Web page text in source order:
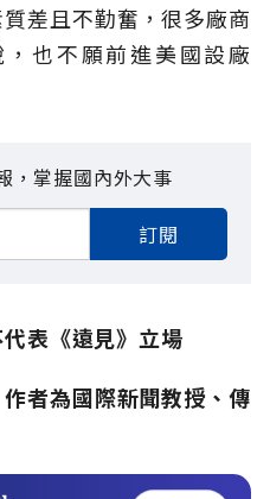
差且不勤奮，很多廠商
也不願前進美國設廠
，掌握國內外大事
訂閱
表《遠見》立場
作者為國際新聞教授、傳